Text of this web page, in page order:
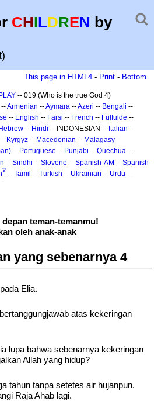
CHILDREN by
This page in HTML4 - Print - Bottom
-- 019 (Who is the true God 4)
--Armenian --Aymara --Azeri -- Bengali --
-- English -- Farsi -- French -- Fulfulde --
Hebrew -- Hindi -- INDONESIAN -- Italian --
-- Kyrgyz -- Macedonian -- Malagasy --
-- Portuguese -- Punjabi -- Quechua --
-- Sindhi -- Slovene -- Spanish-AM -- Spanish-
? -- Tamil -- Turkish -- Ukrainian -- Urdu --
teman-temanmu!
oleh anak-anak
yang sebenarnya 4
Elia.
atas kekeringan
lupa bahwa sebenarnya kekeringan
Allah yang hidup?
tahun tanpa setetes air hujanpun.
Raja Ahab lagi.